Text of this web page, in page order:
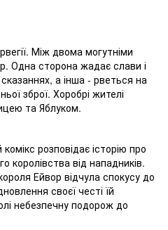
Між двома могутніми
Одна сторона жадає слави і
а інша - рветься на
зброї. Хоробрі жителі
та Яблуком.
розповідає історію про
королівства від нападників.
Ейвор відчула спокусу до
своєї честі їй
небезпечну подорож до